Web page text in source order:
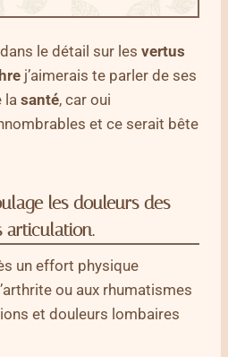
le détail sur les vertus
j’aimerais te parler de ses
la santé, car oui
et ce serait bête
les douleurs des
articulation.
un effort physique
ou aux rhumatismes
et douleurs lombaires